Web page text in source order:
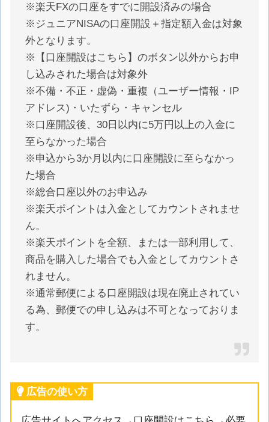
※楽天FXの口座をすでに開設済みの場合
※ジュニアNISAの口座開設＋指定額入金は対象
外となります。
※【口座開設はこちら】のボタン以外からお申
し込みされた場合は対象外
※不備・不正・虚偽・重複（ユーザー情報・IP
アドレス)・いたずら・キャンセル
※口座開設後、30日以内に5万円以上の入金に
至らなかった場合
※申込から3か月以内に口座開設に至らなかっ
た場合
※総合口座以外のお申込み
※楽天ポイントは入金としてカウントされませ
ん。
※楽天ポイントを全額、または一部利用して、
商品を購入した場合でも入金としてカウントさ
れません。
※通常郵便による口座開設は現在廃止されてい
る為、郵便での申し込みは不可となっておりま
す。
広告の使い方